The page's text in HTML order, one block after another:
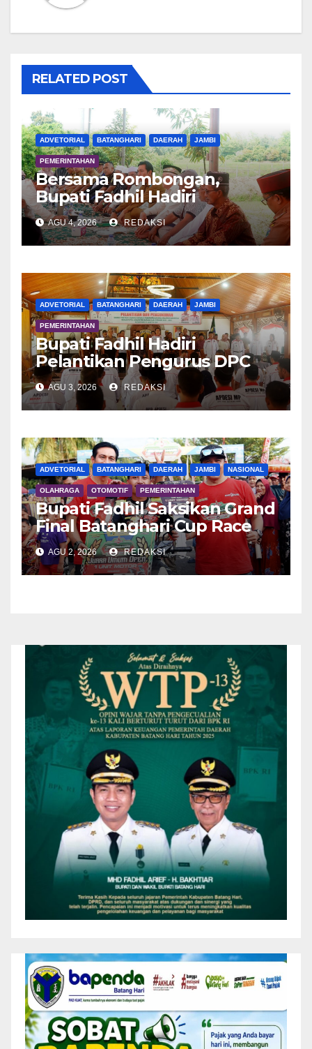
RELATED POST
ADVETORIAL BATANGHARI DAERAH JAMBI
PEMERINTAHAN
Bersama Rombongan,
Bupati Fadhil Hadiri
Syukuran Tanam Padi di
Terusan
AGU 4, 2026 REDAKSI
ADVETORIAL BATANGHARI DAERAH JAMBI
PEMERINTAHAN
Bupati Fadhil Hadiri
Pelantikan Pengurus DPC
APDESI MP
AGU 3, 2026 REDAKSI
ADVETORIAL BATANGHARI DAERAH JAMBI NASIONAL
OLAHRAGA OTOMOTIF PEMERINTAHAN
Bupati Fadhil Saksikan Grand
Final Batanghari Cup Race
2026
AGU 2, 2026 REDAKSI